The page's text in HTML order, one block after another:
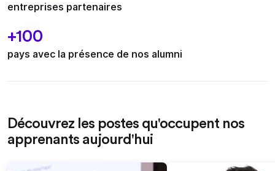
entreprises partenaires
+100
pays avec la présence de nos alumni
Découvrez les postes qu'occupent nos
apprenants aujourd'hui